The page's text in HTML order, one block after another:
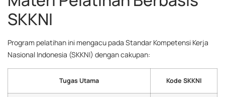
SKKNI
Program pelatihan ini mengacu pada Standar Kompetensi Kerja
Nasional Indonesia (SKKNI) dengan cakupan:
Tugas Utama Kode SKKNI